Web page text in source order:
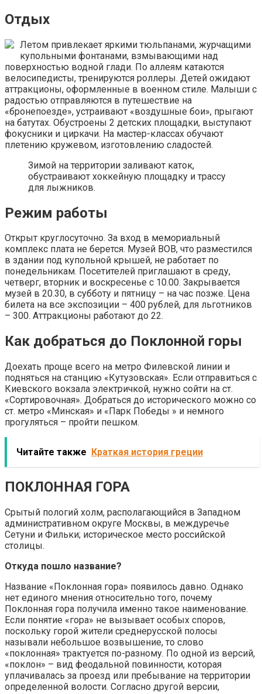
Отдых
Летом привлекает яркими тюльпанами, журчащими
купольными фонтанами, взмывающими над
поверхностью водной глади. По аллеям катаются
велосипедисты, тренируются роллеры. Детей ожидают
аттракционы, оформленные в военном стиле. Малыши с
радостью отправляются в путешествие на
«бронепоезде», устраивают «воздушные бои», прыгают
на батутах. Обустроены 2 детских площадки, выступают
фокусники и циркачи. На мастер-классах обучают
плетению кружевом, изготовлению сладостей.
Зимой на территории заливают каток,
обустраивают хоккейную площадку и трассу
для лыжников.
Режим работы
Открыт круглосуточно. За вход в мемориальный
комплекс плата не берется. Музей ВОВ, что разместился
в здании под купольной крышей, не работает по
понедельникам. Посетителей приглашают в среду,
четверг, вторник и воскресенье с 10.00. Закрывается
музей в 20.30, в субботу и пятницу – на час позже. Цена
билета на все экспозиции – 400 рублей, для льготников
– 300. Аттракционы работают до 22.
Как добраться до Поклонной горы
Доехать проще всего на метро Филевской линии и
подняться на станцию «Кутузовская». Если отправиться с
Киевского вокзала электричкой, нужно сойти на ст.
«Сортировочная». Добраться до исторического можно со
ст. метро «Минская» и «Парк Победы » и немного
прогуляться – пройти пешком.
Читайте также Краткая история греции
ПОКЛОННАЯ ГОРА
Срытый пологий холм, располагающийся в Западном
административном округе Москвы, в междуречье
Сетуни и Фильки; историческое место российской
столицы.
Откуда пошло название?
Название «Поклонная гора» появилось давно. Однако
нет единого мнения относительно того, почему
Поклонная гора получила именно такое наименование.
Если понятие «гора» не вызывает особых споров,
поскольку горой жители среднерусской полосы
называли небольшое возвышение, то слово
«поклонная» трактуется по-разному. По одной из версий,
«поклон» – вид феодальной повинности, которая
уплачивалась за проезд или пребывание на территории
определенной волости. Согласно другой версии,